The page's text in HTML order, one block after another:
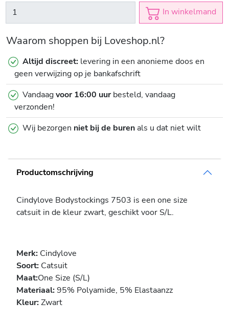
In winkelmand
Waarom shoppen bij Loveshop.nl?
Altijd discreet: levering in een anonieme doos en
geen verwijzing op je bankafschrift
Vandaagvoor 16:00 uurbesteld, vandaag
verzonden!
Wij bezorgen niet bij de burenals u dat niet wilt
Productomschrijving
Cindylove Bodystockings 7503 is een one size
catsuit in de kleur zwart, geschikt voor S/L.
Merk: Cindylove
Soort: Catsuit
Maat:One Size (S/L)
Materiaal:95% Polyamide, 5% Elastaanzz
Kleur:Zwart